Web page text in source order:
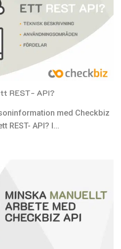
REST- API?
med Checkbiz
REST- API? I...